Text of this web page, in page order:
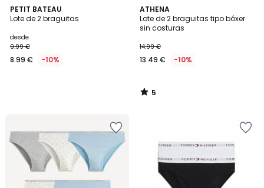
PETIT BATEAU
Lote de 2 braguitas
desde
9.99 €
8.99 € -10%
ATHENA
Lote de 2 braguitas tipo bóxer
sin costuras
14.99 €
13.49 € -10%
5
/
5
5
/